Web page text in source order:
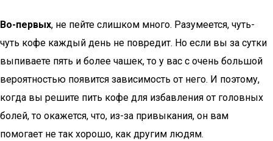
Во-первых, не пейте слишком много. Разумеется, чуть-
чуть кофе каждый день не повредит. Но если вы за сутки
выпиваете пять и более чашек, то у вас с очень большой
вероятностью появится зависимость от него. И поэтому,
когда вы решите пить кофе для избавления от головных
болей, то окажется, что, из-за привыкания, он вам
помогает не так хорошо, как другим людям.